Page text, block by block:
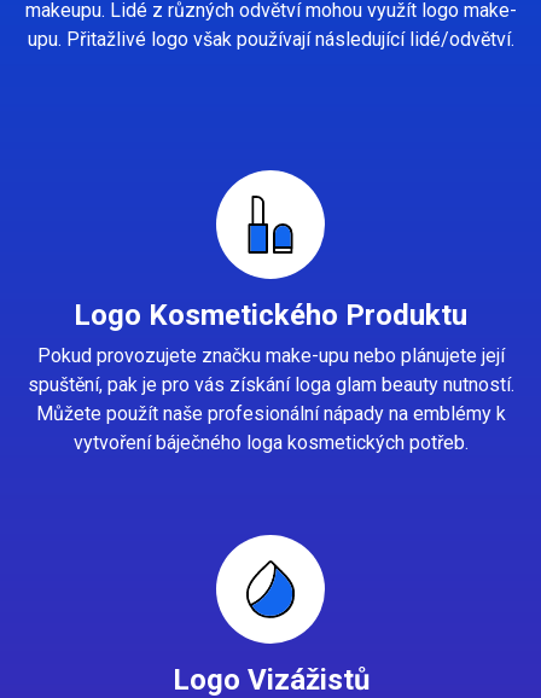
makeupu. Lidé z různých odvětví mohou využít logo make-
upu. Přitažlivé logo však používají následující lidé/odvětví.
Logo Kosmetického Produktu
Pokud provozujete značku make-upu nebo plánujete její
spuštění, pak je pro vás získání loga glam beauty nutností.
Můžete použít naše profesionální nápady na emblémy k
vytvoření báječného loga kosmetických potřeb.
Logo Vizážistů